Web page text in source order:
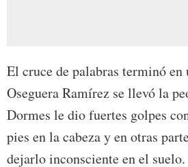
El cruce de palabras terminó en
Oseguera Ramírez se llevó la
Dormes le dio fuertes golpes
pies en la cabeza y en otras
dejarlo inconsciente en el suelo.